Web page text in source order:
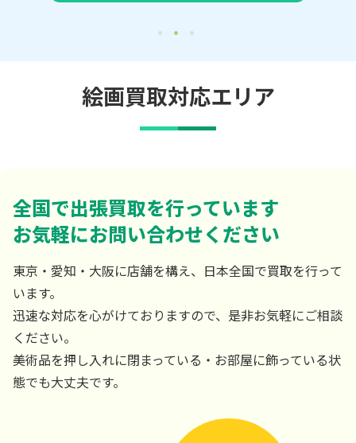
絵画買取対応エリア
全国で出張買取を行っています
お気軽にお問い合わせください
東京・愛知・大阪に店舗を構え、日本全国で買取を行って
います。
迅速な対応を心がけておりますので、是非お気軽にご相談
ください。
美術品を押し入れに閉まっている・お部屋に飾っている状
態でも大丈夫です。